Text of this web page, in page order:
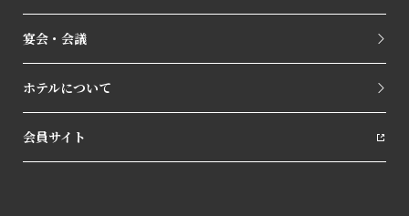
宴会・会議
ホテルについて
会員サイト